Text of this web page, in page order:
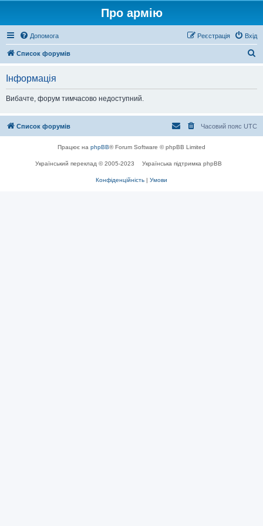
Про армію
Допомога Вхід
Реєстрація
Список форумів
Інформація
Вибачте, форум тимчасово недоступний.
Список форумів Часовий пояс UTC
Працює на phpBB® Forum Software © phpBB Limited
Український переклад © 2005-2023 Українська підтримка phpBB
Конфіденційність | Умови